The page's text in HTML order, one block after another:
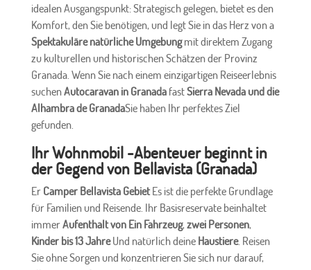
idealen Ausgangspunkt: Strategisch gelegen, bietet es den
Komfort, den Sie benötigen, und legt Sie in das Herz von a
Spektakuläre natürliche Umgebungmit direktem Zugang
zu kulturellen und historischen Schätzen der Provinz
Granada. Wenn Sie nach einem einzigartigen Reiseerlebnis
suchenAutocaravan in GranadafastSierra Nevada und die
Alhambra de GranadaSie haben Ihr perfektes Ziel
gefunden.
Ihr Wohnmobil -Abenteuer beginnt in
der Gegend von Bellavista (Granada)
Er Camper Bellavista GebietEs ist die perfekte Grundlage
für Familien und Reisende. Ihr Basisreservate beinhaltet
immerAufenthalt von Ein Fahrzeug, zwei Personen,
Kinder bis 13 JahreUnd natürlich deine Haustiere. Reisen
Sie ohne Sorgen und konzentrieren Sie sich nur darauf,